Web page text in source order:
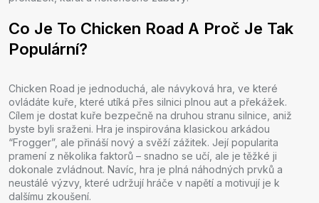
Co Je To Chicken Road A Proč Je Tak
Populární?
Chicken Road je jednoduchá, ale návyková hra, ve které
ovládáte kuře, které utíká přes silnici plnou aut a překážek.
Cílem je dostat kuře bezpečně na druhou stranu silnice, aniž
byste byli sraženi. Hra je inspirována klasickou arkádou
“Frogger”, ale přináší nový a svěží zážitek. Její popularita
pramení z několika faktorů – snadno se učí, ale je těžké ji
dokonale zvládnout. Navíc, hra je plná náhodných prvků a
neustálé výzvy, které udržují hráče v napětí a motivují je k
dalšímu zkoušení.